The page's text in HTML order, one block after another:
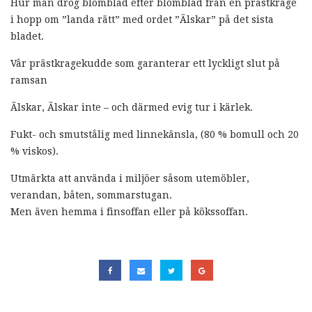
Hur man drog blomblad efter blomblad från en prästkrage
i hopp om ”landa rätt” med ordet ”Älskar” på det sista
bladet.
Vår prästkragekudde som garanterar ett lyckligt slut på
ramsan
Älskar, Älskar inte – och därmed evig tur i kärlek.
Fukt- och smutstålig med linnekänsla, (80 % bomull och 20
% viskos).
Utmärkta att använda i miljöer såsom utemöbler,
verandan, båten, sommarstugan.
Men även hemma i finsoffan eller på kökssoffan.